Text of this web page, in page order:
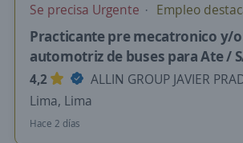
Se precisa Urgente Empleo
Practicante pre mecatronico y/o
automotriz de buses para Ate /
4,2
ALLIN GROUP JAVIER
Lima, Lima
Hace 2 días